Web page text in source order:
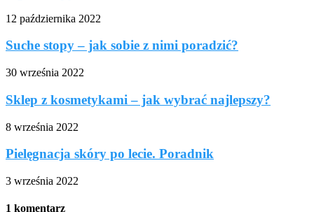
12 października 2022
Suche stopy – jak sobie z nimi poradzić?
30 września 2022
Sklep z kosmetykami – jak wybrać najlepszy?
8 września 2022
Pielęgnacja skóry po lecie. Poradnik
3 września 2022
1 komentarz